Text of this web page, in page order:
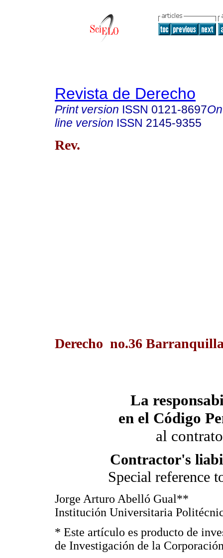
Revista de Derecho
Print version ISSN 0121-8697
line version ISSN 2145-9355
Rev.
Derecho no.36
La
en el Código
al
Contractor's
Special reference
Jorge Arturo Abelló Gual**
Institución Universitaria
* Este artículo es producto de
de Investigación de la